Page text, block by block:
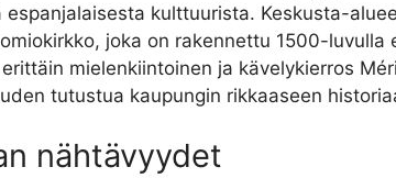
kulttuurista. Keskusta-
joka on rakennettu 1500-luvulla
mielenkiintoinen ja kävelykierros
tutustua kaupungin rikkaaseen
nähtävyydet